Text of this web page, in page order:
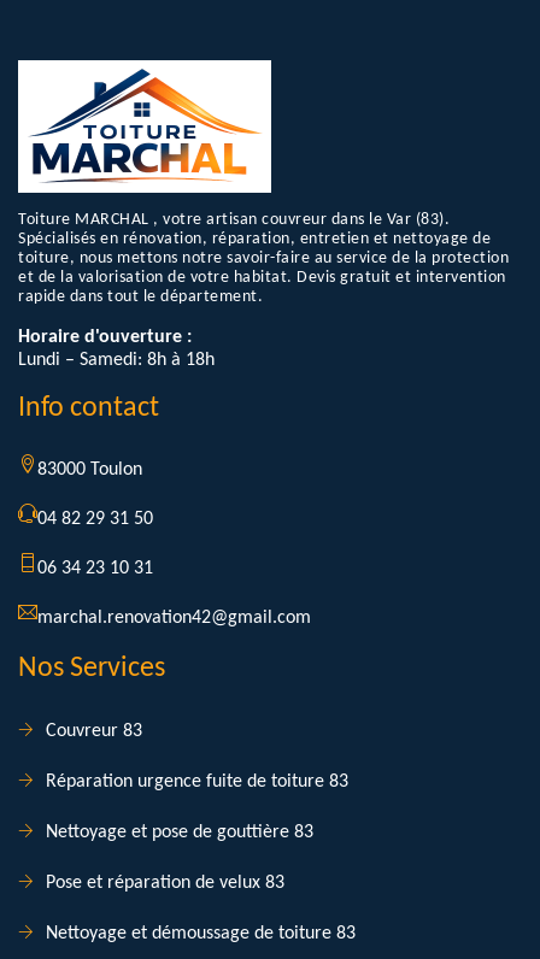
Toiture MARCHAL , votre artisan couvreur dans le Var (83).
Spécialisés en rénovation, réparation, entretien et nettoyage de
toiture, nous mettons notre savoir-faire au service de la protection
et de la valorisation de votre habitat. Devis gratuit et intervention
rapide dans tout le département.
Horaire d'ouverture :
Lundi – Samedi: 8h à 18h
Info contact
83000 Toulon
04 82 29 31 50
06 34 23 10 31
marchal.renovation42@gmail.com
Nos Services
Couvreur 83
Réparation urgence fuite de toiture 83
Nettoyage et pose de gouttière 83
Pose et réparation de velux 83
Nettoyage et démoussage de toiture 83